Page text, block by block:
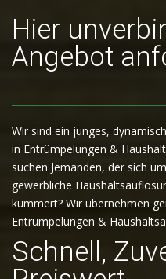
Hier
Angebot
Wir sind ein junges,
in Entrümpelungen &
suchen Jemanden, der sich
gewerbliche
kümmert? Wir übernehmen
Entrümpelungen &
Schnell,